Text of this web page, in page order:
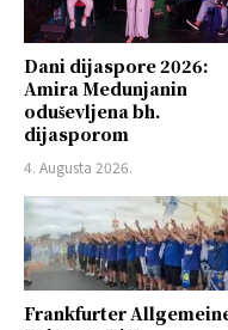
Dani dijaspore 2026:
Amira Medunjanin
oduševljena bh.
dijasporom
4. Augusta 2026.
Frankfurter